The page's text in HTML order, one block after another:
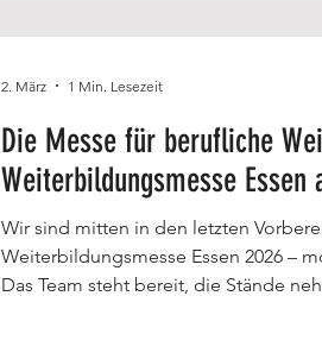
Die Messe für berufliche
Weiterbildungsmesse Essen
Wir sind mitten in den letzten
Weiterbildungsmesse Essen 2026 –
Das Team steht bereit, die Stände
2. März 1 Min. Lesezeit